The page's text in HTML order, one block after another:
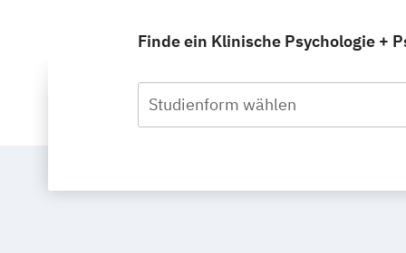
Finde ein Klinische Psychologie +
Studienform wählen